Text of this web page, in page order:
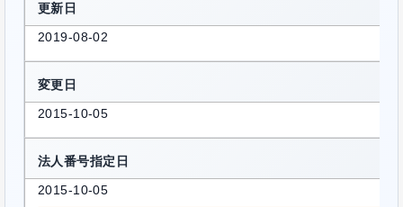
更新日
2019-08-02
変更日
2015-10-05
法人番号指定日
2015-10-05